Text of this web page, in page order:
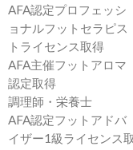
AFA認定プロフェッシ
ョナルフットセラピス
トライセンス取得
AFA主催フットアロマ
認定取得
調理師・栄養士
AFA認定フットアドバ
イザー1級ライセンス取